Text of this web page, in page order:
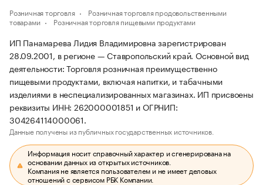
Розничная торговля
Розничная торговля продовольственными
товарами
Розничная торговля пищевыми продуктами
ИП Панамарева Лидия Владимировна зарегистрирован
28.09.2001, в регионе — Ставропольский край. Основной вид
деятельности: Торговля розничная преимущественно
пищевыми продуктами, включая напитки, и табачными
изделиями в неспециализированных магазинах. ИП присвоены
реквизиты ИНН: 262000001851 и ОГРНИП:
304264114000061.
Данные получены из публичных государственных источников.
Информация носит справочный характер и сгенерирована на
основании данных из открытых источников.
Компания не является пользователем и не имеет деловых
отношений с сервисом РБК Компании.